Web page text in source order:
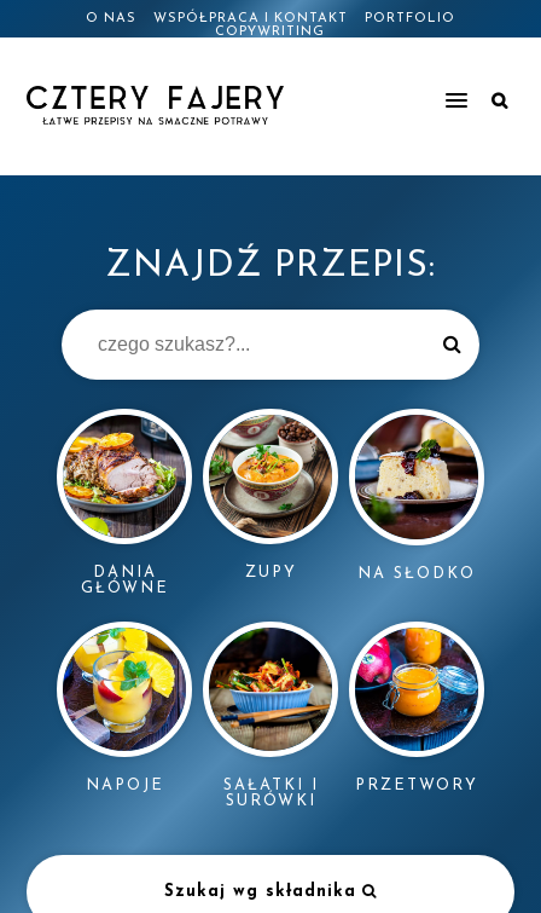
O NAS WSPÓŁPRACA I KONTAKT
PORTFOLIO
COPYWRITING
ZNAJDŹ PRZEPIS:
DANIA
GŁÓWNE
ZUPY NA SŁODKO
NAPOJE
SAŁATKI I
SURÓWKI
PRZETWORY
Szukaj wg składnika